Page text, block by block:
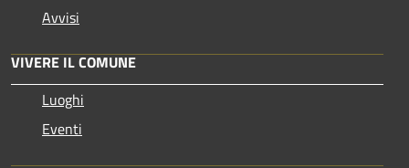
Avvisi
VIVERE IL COMUNE
Luoghi
Eventi